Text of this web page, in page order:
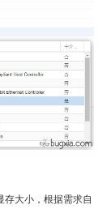
大小，根据需求自